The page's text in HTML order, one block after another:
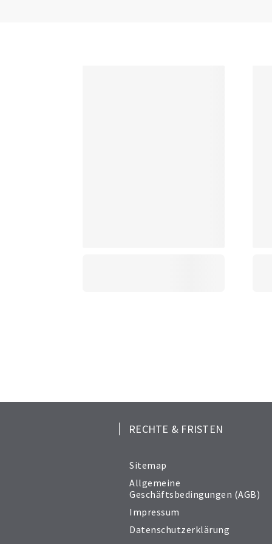
RECHTE & FRISTEN
Sitemap
Allgemeine
Geschäftsbedingungen (AGB)
Impressum
Datenschutzerklärung